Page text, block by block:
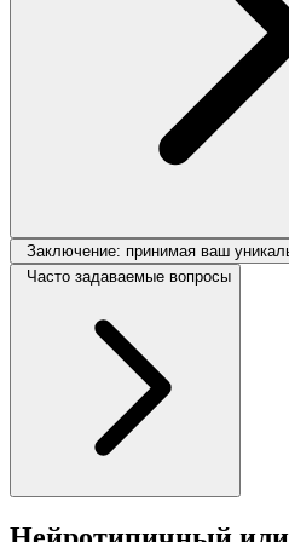
Заключение: принимая ваш
Часто задаваемые вопросы